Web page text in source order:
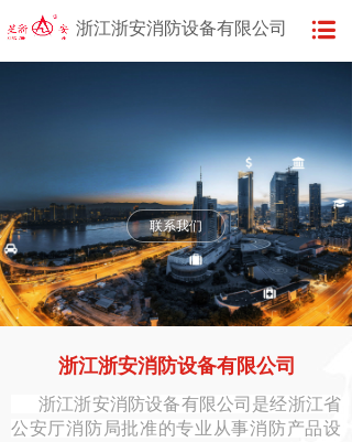
联系我们
浙江浙安消防设备有限公司是经浙江省
公安厅消防局批准的专业从事消防产品设
浙江浙安消防设备有限公司
浙江浙安消防设备有限公司